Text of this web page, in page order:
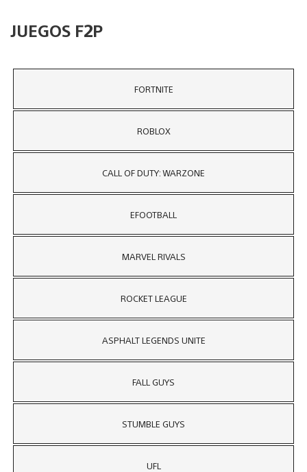
JUEGOS F2P
FORTNITE
ROBLOX
CALL OF DUTY: WARZONE
EFOOTBALL
MARVEL RIVALS
ROCKET LEAGUE
ASPHALT LEGENDS UNITE
FALL GUYS
STUMBLE GUYS
UFL